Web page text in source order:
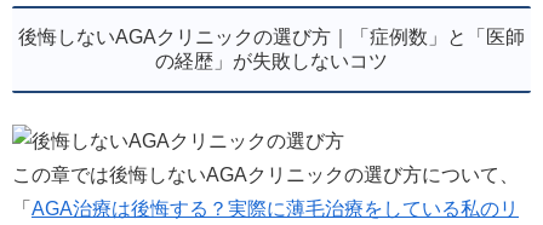
後悔しないAGAクリニックの選び方｜「症例数」と「医師
の経歴」が失敗しないコツ
この章では後悔しないAGAクリニックの選び方について、
「 AGA治療は後悔する？実際に薄毛治療をしている私のリ